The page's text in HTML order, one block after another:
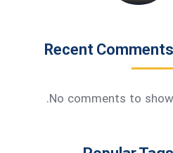
Recent Comments
No comments to show.